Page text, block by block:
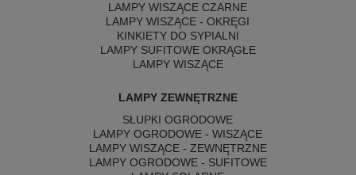
LAMPY WISZĄCE CZARNE
LAMPY WISZĄCE - OKRĘGI
KINKIETY DO SYPIALNI
LAMPY SUFITOWE OKRĄGŁE
LAMPY WISZĄCE
LAMPY ZEWNĘTRZNE
SŁUPKI OGRODOWE
LAMPY OGRODOWE - WISZĄCE
LAMPY WISZĄCE - ZEWNĘTRZNE
LAMPY OGRODOWE - SUFITOWE